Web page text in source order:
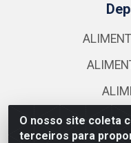
O nosso site coleta
terceiros para